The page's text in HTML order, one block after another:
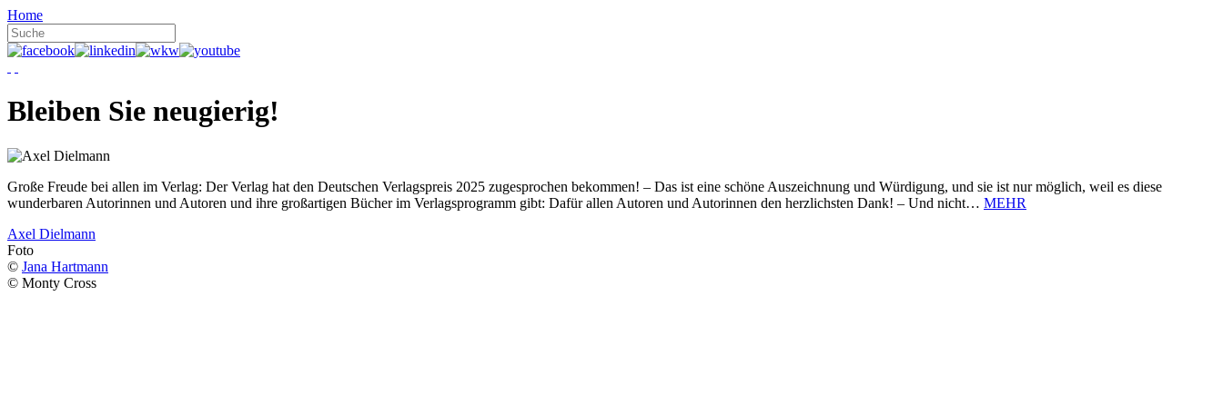
Home
Bleiben Sie neugierig!
Große Freude bei allen im Verlag: Der Verlag hat den Deutschen Verlagspreis 2025 zugesprochen bekommen! – Das ist eine schöne Auszeichnung und Würdigung, und sie ist nur möglich, weil es diese
wunderbaren Autorinnen und Autoren und ihre großartigen Bücher im Verlagsprogramm gibt: Dafür allen Autoren und Autorinnen den herzlichsten Dank! – Und nicht… MEHR
Axel Dielmann
Foto
© Jana Hartmann
© Monty Cross